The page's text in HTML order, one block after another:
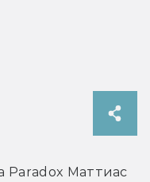
Paradox Маттиас